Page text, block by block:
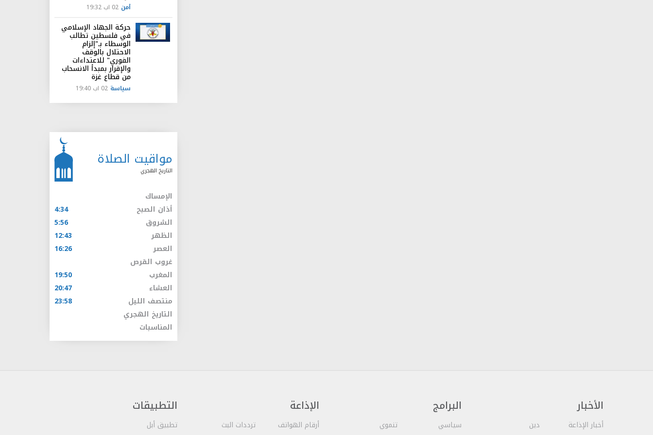
أمن 02 اب 19:32
حركة الجهاد الإسلامي
في فلسطين تطالب
الوسطاء بـ"إلزام
الاحتلال بالوقف
الفوري" للاعتداءات
والإقرار بمبدأ الانسحاب
من قطاع غزة
سياسة 02 اب 19:40
مواقيت الصلاة
التاريخ الهجري
الإمساك
أذان الصبح
4:34
الشروق
5:56
الظهر
12:43
العصر
16:26
غروب القرص
المغرب
19:50
العشاء
20:47
منتصف الليل
23:58
التاريخ الهجري
المناسبات
الأخبار
أخبار الإذاعة دين
البرامج
سياسي تنموي
الإذاعة
أرقام الهواتف ترددات البث
التطبيقات
تطبيق أبل